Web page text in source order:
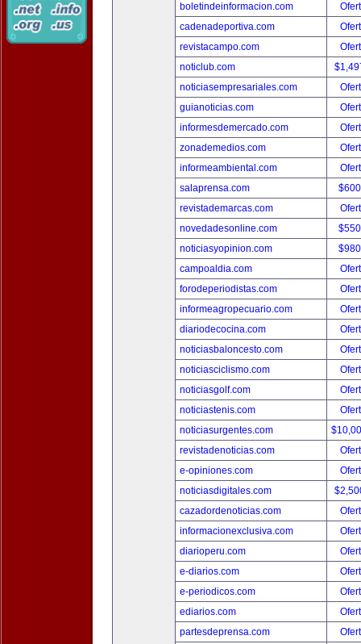
boletindeinformacion.com
cadenadeportiva.com
revistacampo.com
noticlub.com
noticiasempresariales.com
guianoticias.com
informesdemercado.com
zonademedios.com
informeambiental.com
salaprensa.com
revistademarcas.com
novedadesonline.com
noticiasyopinion.com
campoaldia.com
forodeperiodistas.com
informeagropecuario.com
diariodecocina.com
noticiasbaloncesto.com
noticiasciclismo.com
noticiasgolf.com
noticiastenis.com
noticiasurgentes.com
revistadenoticias.com
e-opiniones.com
noticiasdigitales.com
cazadordenoticias.com
informacionexclusiva.com
diarioperu.com
e-diarios.com
e-periodicos.com
ediarios.com
partesdeprensa.com